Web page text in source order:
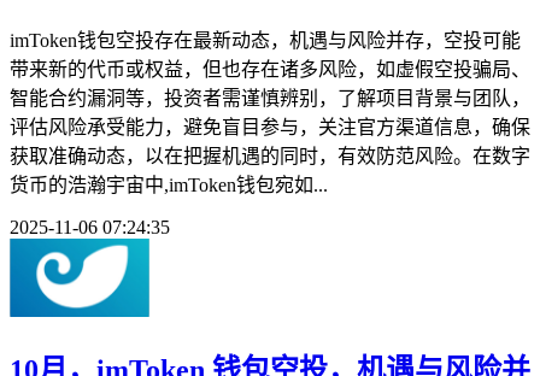
imToken钱包空投存在最新动态，机遇与风险并存，空投可能
带来新的代币或权益，但也存在诸多风险，如虚假空投骗局、
智能合约漏洞等，投资者需谨慎辨别，了解项目背景与团队，
评估风险承受能力，避免盲目参与，关注官方渠道信息，确保
获取准确动态，以在把握机遇的同时，有效防范风险。在数字
货币的浩瀚宇宙中,imToken钱包宛如...
2025-11-06 07:24:35